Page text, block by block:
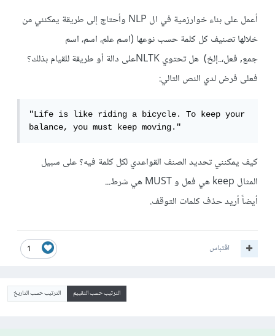
أعمل على بناء خوارزمية في ال NLP وأحتاج إلى طريقة يمكنني من
خلالها تصنيف كل كلمة حسب نوعها (اسم علم، اسم، اسم
جمع, فعل،..إلخ) هل تحتوي NLTKعلى دالة أو طريقة للقيام بذلك؟
فعلى فرض لدي النص التالي:
"Life is like riding a bicycle. To keep your
balance, you must keep moving."
كيف يمكنني تحديد الصنف القواعدي لكل كلمة فيه؟ على سبيل
المثال keep هي فعل و MUST هي شرط...
أيضاً أريد حذف كلمات التوقف.
1 اقتباس
الترتيب حسب التقييم الترتيب حسب التاريخ